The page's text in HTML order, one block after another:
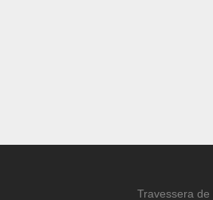
Travessera de